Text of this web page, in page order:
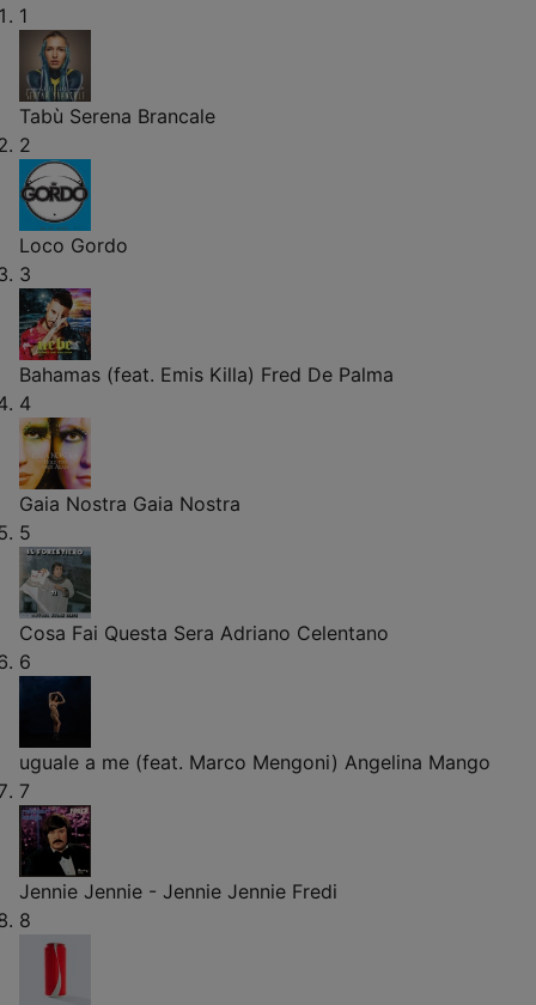
1
Tabù Serena Brancale
2
Loco Gordo
3
Bahamas (feat. Emis Killa) Fred De Palma
4
Gaia Nostra Gaia Nostra
5
Cosa Fai Questa Sera Adriano Celentano
6
uguale a me (feat. Marco Mengoni) Angelina Mango
7
Jennie Jennie - Jennie Jennie Fredi
8